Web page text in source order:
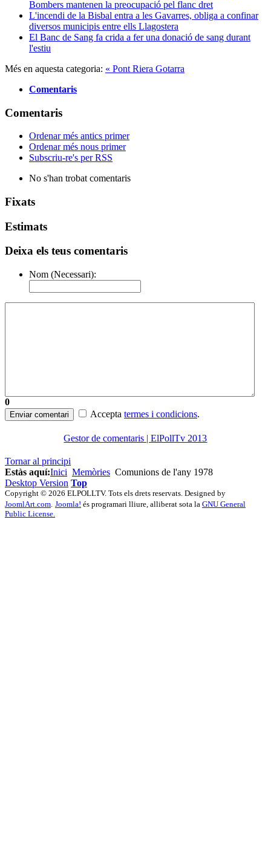
Bombers mantenen la preocupació pel flanc dret
L'incendi de la Bisbal entra a les Gavarres, obliga a confinar
diversos municipis entre ells Llagostera
El Banc de Sang fa crida a fer una donació de sang durant
l'estiu
Més en aquesta categoria: « Pont Riera Gotarra
Comentaris
Comentaris
Ordenar més antics primer
Ordenar més nous primer
Subscriu-re's per RSS
No s'han trobat comentaris
Fixats
Estimats
Deixa els teus comentaris
Nom (Necessari):
0
Enviar comentari Accepta termes i condicions.
Gestor de comentaris | ElPollTv 2013
Tornar al principi
Estàs aquí:Inici Memòries Comunions de l'any 1978
Desktop Version Top
Copyright © 2026 ELPOLLTV. Tots els drets reservats. Designed by
JoomlArt.com. Joomla! és programari lliure, alliberat sota la GNU General
Public License.